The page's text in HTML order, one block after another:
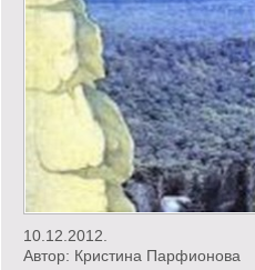
10.12.2012.
Автор: Кристина Парфионова